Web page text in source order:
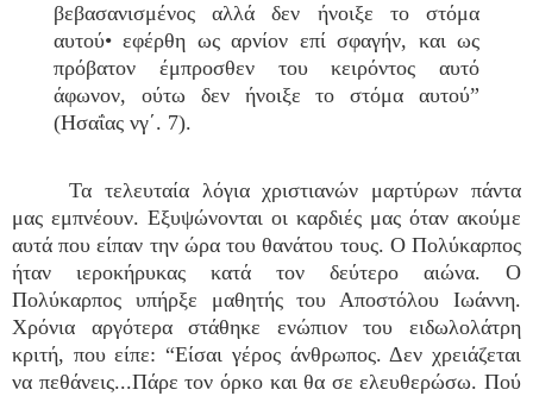
βεβασανισμένος αλλά δεν ήνοιξε το στόμα
αυτού• εφέρθη ως αρνίον επί σφαγήν, και ως
πρόβατον έμπροσθεν του κειρόντος αυτό
άφωνον, ούτω δεν ήνοιξε το στόμα αυτού”
(Ησαΐας νγ΄. 7).
Τα τελευταία λόγια χριστιανών μαρτύρων πάντα
μας εμπνέουν. Εξυψώνονται οι καρδιές μας όταν ακούμε
αυτά που είπαν την ώρα του θανάτου τους. Ο Πολύκαρπος
ήταν ιεροκήρυκας κατά τον δεύτερο αιώνα. Ο
Πολύκαρπος υπήρξε μαθητής του Απoστόλου Ιωάννη.
Χρόνια αργότερα στάθηκε ενώπιον του ειδωλολάτρη
κριτή, που είπε: “Είσαι γέρος άνθρωπος. Δεν χρειάζεται
να πεθάνεις...Πάρε τον όρκο και θα σε ελευθερώσω. Πού